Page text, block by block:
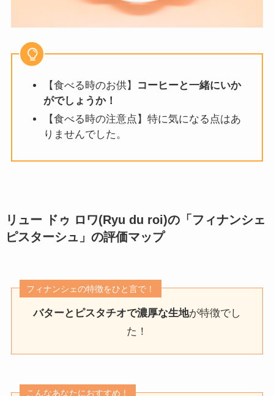
【食べる時のお供】
コーヒーと一緒にいか
がでしょうか！
【食べる時の注意点】特に気になる点はあ
りませんでした。
リュー ドゥ ロワ(Ryu du roi)の「フィナンシェ
ピスターシュ 」の評価マップ
フィナンシェの特徴をひと言で！
バターとピスタチオで濃厚な生地が特徴でし
た！
こんなあなたにおすすめ！